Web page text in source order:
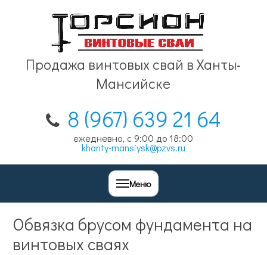
Продажа винтовых свай в Ханты-
Мансийске
8 (967) 639 21 64
ежедневно, с 9:00 до 18:00
khanty-mansiysk@pzvs.ru
Меню
Обвязка брусом фундамента на
винтовых сваях